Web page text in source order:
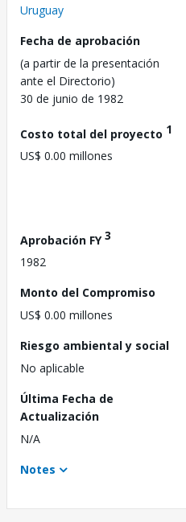
Uruguay
Fecha de aprobación
(a partir de la presentación
ante el Directorio)
30 de junio de 1982
Costo total del proyecto 1
US$ 0.00 millones
Aprobación FY3
1982
Monto del Compromiso
US$ 0.00 millones
Riesgo ambiental y social
No aplicable
Última Fecha de
Actualización
N/A
Notes